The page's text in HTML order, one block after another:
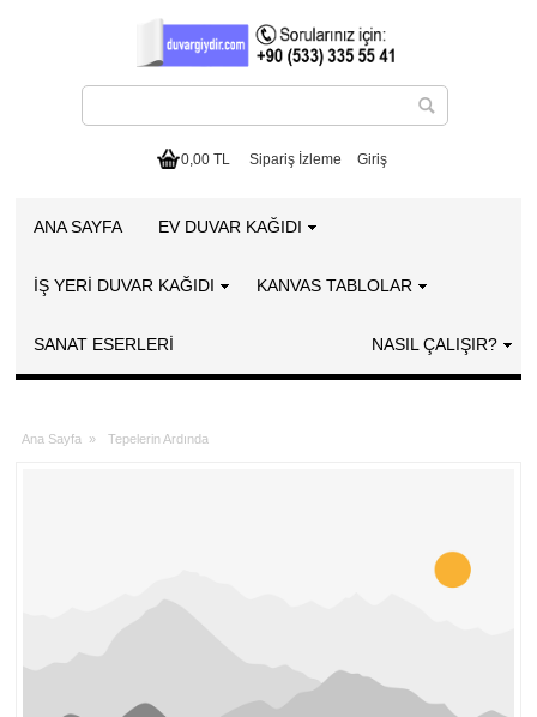
0,00 TL Sipariş İzleme Giriş
ANA SAYFA EV DUVAR KAĞIDI
İŞ YERİ DUVAR KAĞIDI KANVAS TABLOLAR
SANAT ESERLERI NASIL ÇALIŞIR?
Ana Sayfa » Tepelerin Ardında